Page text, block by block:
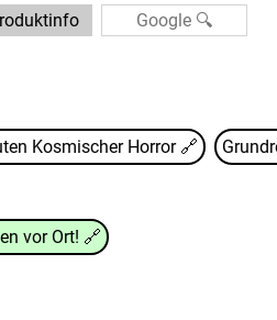
Kosmischer Horror 🔗
vor Ort! 🔗